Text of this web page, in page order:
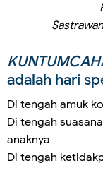
adalah hari
Di tengah amuk
Di tengah
anaknya
Di tengah